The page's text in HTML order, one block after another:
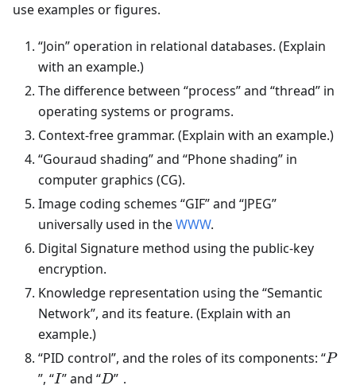
use examples or figures.
“Join” operation in relational databases. (Explain
with an example.)
The difference between “process” and “thread” in
operating systems or programs.
Context-free grammar. (Explain with an example.)
“Gouraud shading” and “Phone shading” in
computer graphics (CG).
Image coding schemes “GIF” and “JPEG”
universally used in theWWW.
Digital Signature method using the public-key
encryption.
Knowledge representation using the “Semantic
Network”, and its feature. (Explain with an
example.)
“PID control”, and the roles of its components: “P
P
”, “I
I” and “D
D”．